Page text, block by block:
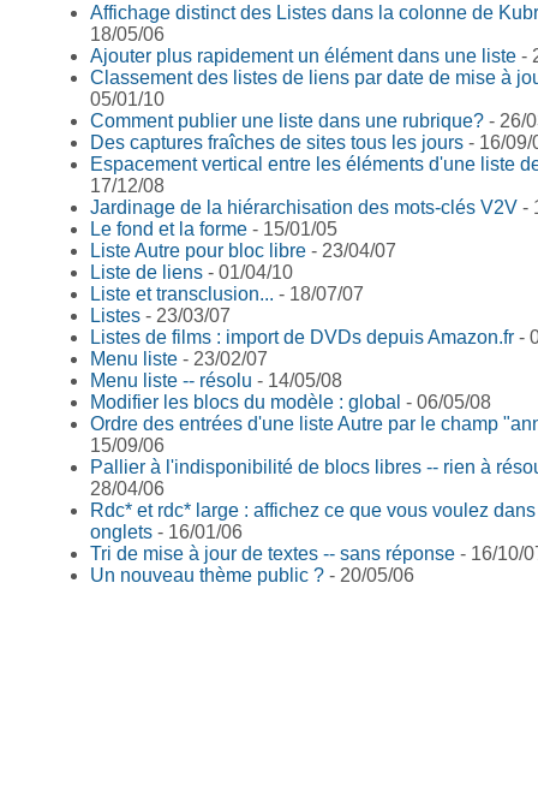
Affichage distinct des Listes dans la colonne de
18/05/06
Ajouter plus rapidement un élément dans une liste -
Classement des listes de liens par date de mise à
05/01/10
Comment publier une liste dans une rubrique? - 26/
Des captures fraîches de sites tous les jours - 16/09/
Espacement vertical entre les éléments d'une liste
17/12/08
Jardinage de la hiérarchisation des mots-clés V2V -
Le fond et la forme - 15/01/05
Liste Autre pour bloc libre - 23/04/07
Liste de liens - 01/04/10
Liste et transclusion... - 18/07/07
Listes - 23/03/07
Listes de films : import de DVDs depuis Amazon.fr -
Menu liste - 23/02/07
Menu liste -- résolu - 14/05/08
Modifier les blocs du modèle : global - 06/05/08
Ordre des entrées d'une liste Autre par le champ
15/09/06
Pallier à l'indisponibilité de blocs libres -- rien à
28/04/06
Rdc* et rdc* large : affichez ce que vous voulez
onglets - 16/01/06
Tri de mise à jour de textes -- sans réponse - 16/10/
Un nouveau thème public ? - 20/05/06